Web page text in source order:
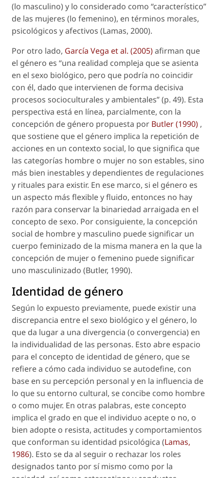
(lo masculino) y lo considerado como “característico”
de las mujeres (lo femenino), en términos morales,
psicológicos y afectivos (Lamas, 2000).
Por otro lado, García Vega et al. (2005)afirman que
el género es “una realidad compleja que se asienta
en el sexo biológico, pero que podría no coincidir
con él, dado que intervienen de forma decisiva
procesos socioculturales y ambientales” (p. 49). Esta
perspectiva está en línea, parcialmente, con la
concepción de género propuesta por Butler (1990) ,
que sostiene que el género implica la repetición de
acciones en un contexto social, lo que significa que
las categorías hombre o mujer no son estables, sino
más bien inestables y dependientes de regulaciones
y rituales para existir. En ese marco, si el género es
un aspecto más flexible y fluido, entonces no hay
razón para conservar la binariedad arraigada en el
concepto desexo. Por consiguiente, la concepción
social de hombrey masculino puede significar un
cuerpo feminizado de la misma manera en la que la
concepción de mujer o femenino puede significar
uno masculinizado (Butler, 1990).
Identidad de género
Según lo expuesto previamente, puede existir una
discrepancia entre el sexo biológico y el género, lo
que da lugar a una divergencia (o convergencia) en
la individualidad de las personas. Esto abre espacio
para el concepto de identidad de género, que se
refiere a cómo cada individuo se autodefine, con
base en su percepción personal y en la influencia de
lo que su entorno cultural, se concibe como hombre
o como mujer. En otras palabras, este concepto
implica el grado en que el individuo acepte o no, o
bien adopte o resista, actitudes y comportamientos
que conforman su identidad psicológica (Lamas,
1986). Esto se da al seguir o rechazar los roles
designados tanto por sí mismo como por la